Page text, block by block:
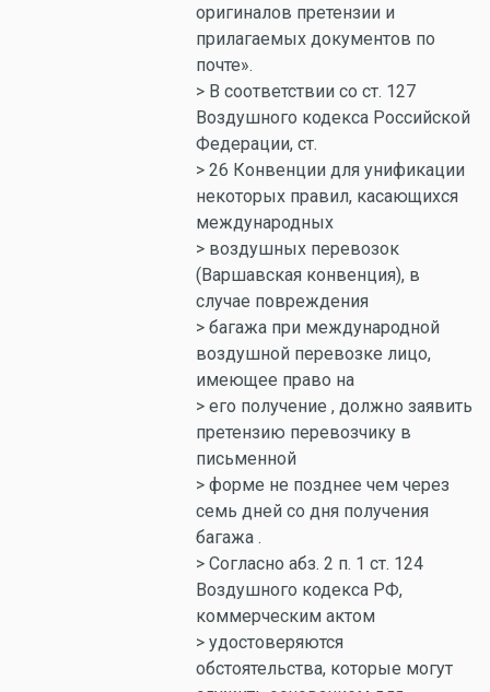
оригиналов претензии и
прилагаемых документов по
почте».
> В соответствии со ст. 127
Воздушного кодекса Российской
Федерации, ст.
> 26 Конвенции для унификации
некоторых правил, касающихся
международных
> воздушных перевозок
(Варшавская конвенция), в
случае повреждения
> багажа при международной
воздушной перевозке лицо,
имеющее право на
> его получение , должно заявить
претензию перевозчику в
письменной
> форме не позднее чем через
семь дней со дня получения
багажа .
> Согласно абз. 2 п. 1 ст. 124
Воздушного кодекса РФ,
коммерческим актом
> удостоверяются
обстоятельства, которые могут